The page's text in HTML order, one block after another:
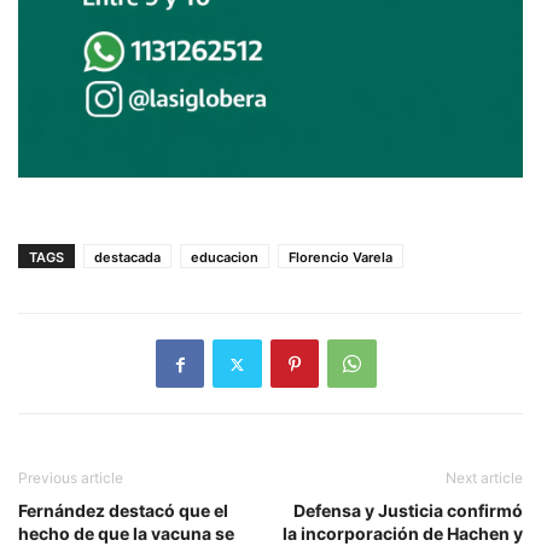
TAGS destacada educacion Florencio Varela
Previous article
Fernández destacó que el
hecho de que la vacuna se
Next article
Defensa y Justicia confirmó
la incorporación de Hachen y